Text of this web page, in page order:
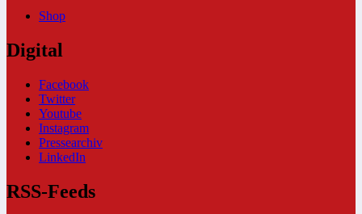
Shop
Digital
Facebook
Twitter
Youtube
Instagram
Pressearchiv
LinkedIn
RSS-Feeds